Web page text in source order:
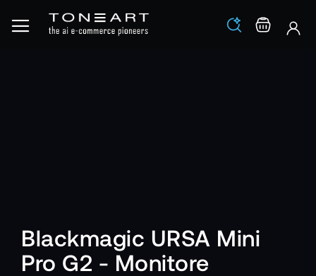
Los
Blackmagic URSA Mini
Pro G2 - Monitore